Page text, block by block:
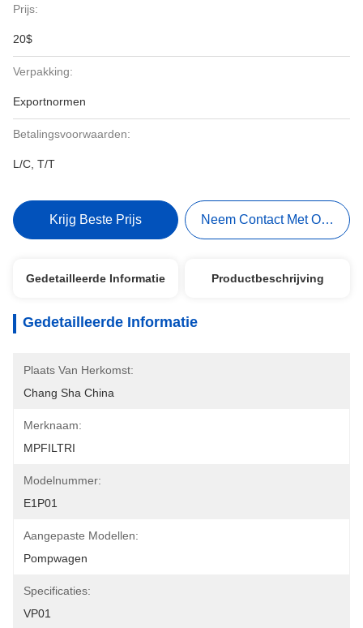
Prijs:
20$
Verpakking:
Exportnormen
Betalingsvoorwaarden:
L/C, T/T
Krijg Beste Prijs Neem Contact Met Ons Op
Gedetailleerde Informatie Productbeschrijving
Gedetailleerde Informatie
Plaats Van Herkomst:
Chang Sha China
Merknaam:
MPFILTRI
Modelnummer:
E1P01
Aangepaste Modellen:
Pompwagen
Specificaties:
VP01